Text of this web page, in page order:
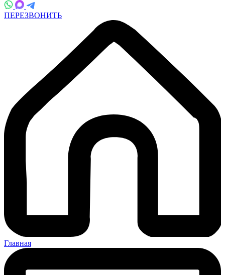
ПЕРЕЗВОНИТЬ
Главная